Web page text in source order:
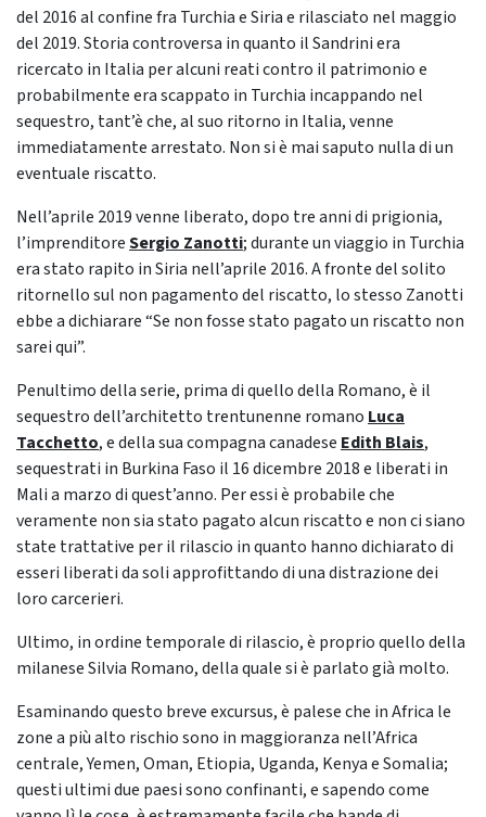
del 2016 al confine fra Turchia e Siria e rilasciato nel maggio
del 2019. Storia controversa in quanto il Sandrini era
ricercato in Italia per alcuni reati contro il patrimonio e
probabilmente era scappato in Turchia incappando nel
sequestro, tant’è che, al suo ritorno in Italia, venne
immediatamente arrestato. Non si è mai saputo nulla di un
eventuale riscatto.
Nell’aprile 2019 venne liberato, dopo tre anni di prigionia,
l’imprenditoreSergio Zanotti; durante un viaggio in Turchia
era stato rapito in Siria nell’aprile 2016. A fronte del solito
ritornello sul non pagamento del riscatto, lo stesso Zanotti
ebbe a dichiarare “Se non fosse stato pagato un riscatto non
sarei qui”.
Penultimo della serie, prima di quello della Romano, è il
sequestro dell’architetto trentunenne romano Luca
Tacchetto, e della sua compagna canadese Edith Blais,
sequestrati in Burkina Faso il 16 dicembre 2018 e liberati in
Mali a marzo di quest’anno. Per essi è probabile che
veramente non sia stato pagato alcun riscatto e non ci siano
state trattative per il rilascio in quanto hanno dichiarato di
esseri liberati da soli approfittando di una distrazione dei
loro carcerieri.
Ultimo, in ordine temporale di rilascio, è proprio quello della
milanese Silvia Romano, della quale si è parlato già molto.
Esaminando questo breve excursus, è palese che in Africa le
zone a più alto rischio sono in maggioranza nell’Africa
centrale, Yemen, Oman, Etiopia, Uganda, Kenya e Somalia;
questi ultimi due paesi sono confinanti, e sapendo come